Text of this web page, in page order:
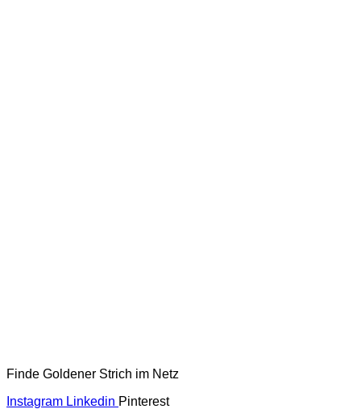
Finde Goldener Strich im Netz
Instagram Linkedin Pinterest